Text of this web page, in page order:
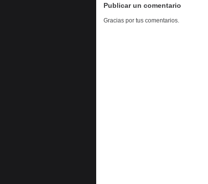
Publicar un comentario
Gracias por tus comentarios.